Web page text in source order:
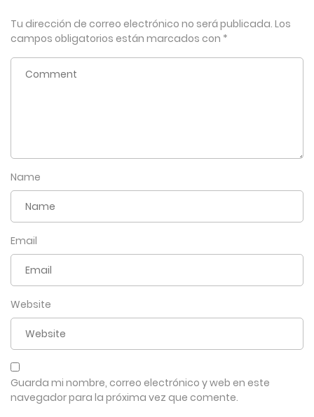
Tu dirección de correo electrónico no será publicada. Los
campos obligatorios están marcados con *
Name
Email
Website
Guarda mi nombre, correo electrónico y web en este
navegador para la próxima vez que comente.